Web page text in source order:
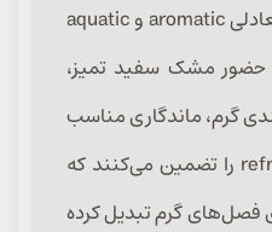
نت‌های دریایی می‌رسد و تعادلی aromatic و aquatic
حضور مشک سفید تمیز،
گرم، ماندگاری مناسب
و حس velvety و refreshing را تضمین می‌کنند که
فصل‌های گرم تبدیل کرده